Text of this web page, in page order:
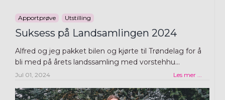
Apportprøve Utstilling
Suksess på Landsamlingen 2024
Alfred og jeg pakket bilen og kjørte til Trøndelag for å
bli med på årets landssamling med vorstehhu...
Jul 01, 2024 Les mer ...